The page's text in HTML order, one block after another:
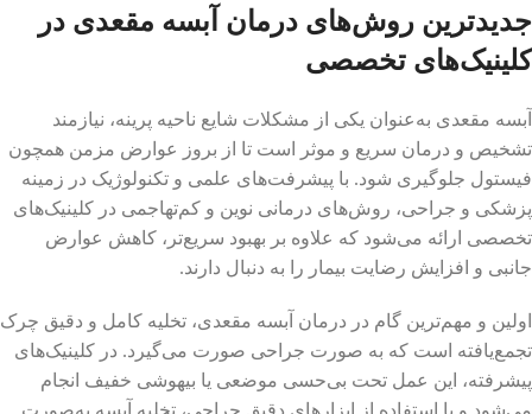
جدیدترین روش‌های درمان آبسه مقعدی در
کلینیک‌های تخصصی
آبسه مقعدی به‌عنوان یکی از مشکلات شایع ناحیه پرینه، نیازمند
تشخیص و درمان سریع و موثر است تا از بروز عوارض مزمن همچون
فیستول جلوگیری شود. با پیشرفت‌های علمی و تکنولوژیک در زمینه
پزشکی و جراحی، روش‌های درمانی نوین و کم‌تهاجمی در کلینیک‌های
تخصصی ارائه می‌شود که علاوه بر بهبود سریع‌تر، کاهش عوارض
جانبی و افزایش رضایت بیمار را به دنبال دارند.
اولین و مهم‌ترین گام در درمان آبسه مقعدی، تخلیه کامل و دقیق چرک
تجمع‌یافته است که به صورت جراحی صورت می‌گیرد. در کلینیک‌های
پیشرفته، این عمل تحت بی‌حسی موضعی یا بیهوشی خفیف انجام
می‌شود و با استفاده از ابزارهای دقیق جراحی، تخلیه آبسه به‌صورت